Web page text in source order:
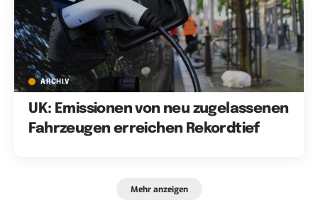
ARCHIV
UK: Emissionen von neu zugelassenen
Fahrzeugen erreichen Rekordtief
Mehr anzeigen